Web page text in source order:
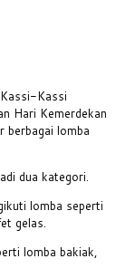
Kassi
Hari Kemerdekan
berbagai lomba
dua kategori.
lomba seperti
gelas.
lomba bakiak,